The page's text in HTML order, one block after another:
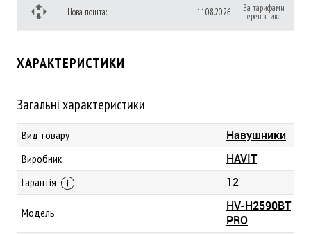
Нова пошта: 11.08.2026 За тарифами
перевізника
ХАРАКТЕРИСТИКИ
Загальні характеристики
Вид товару Навушники
Виробник HAVIT
Гарантія 12
Модель
HV-H2590BT
PRO